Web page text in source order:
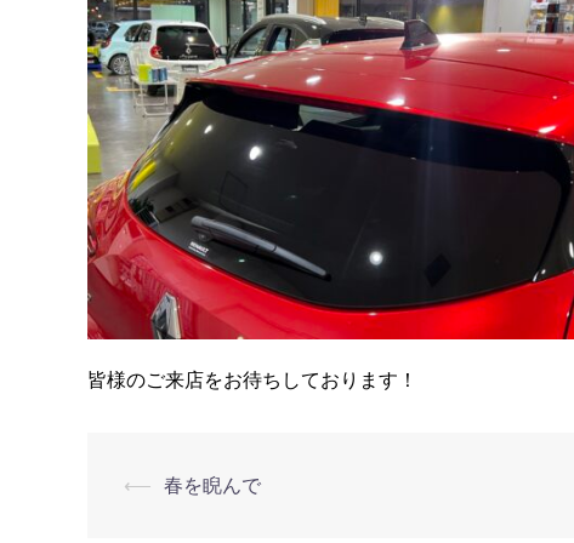
皆様のご来店をお待ちしております！
⟵ 春を睨んで